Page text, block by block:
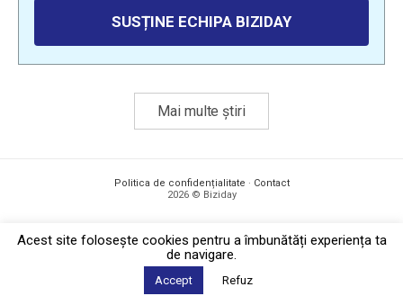
SUSȚINE ECHIPA BIZIDAY
Mai multe știri
Politica de confidențialitate · Contact
2026 © Biziday
Acest site foloseşte cookies pentru a îmbunătăți experiența ta
de navigare.
Accept Refuz